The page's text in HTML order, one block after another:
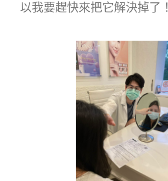
以我要趕快來把它解決掉了！